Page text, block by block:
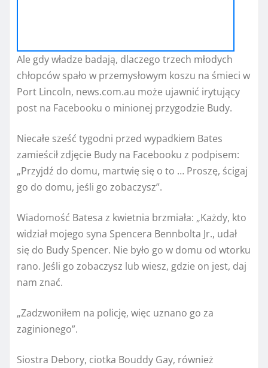
Ale gdy władze badają, dlaczego trzech młodych
chłopców spało w przemysłowym koszu na śmieci w
Port Lincoln, news.com.au może ujawnić irytujący
post na Facebooku o minionej przygodzie Budy.
Niecałe sześć tygodni przed wypadkiem Bates
zamieścił zdjęcie Budy na Facebooku z podpisem:
„Przyjdź do domu, martwię się o to … Proszę, ścigaj
go do domu, jeśli go zobaczysz”.
Wiadomość Batesa z kwietnia brzmiała: „Każdy, kto
widział mojego syna Spencera Bennbolta Jr., udał
się do Budy Spencer. Nie było go w domu od wtorku
rano. Jeśli go zobaczysz lub wiesz, gdzie on jest, daj
nam znać.
„Zadzwoniłem na policję, więc uznano go za
zaginionego”.
Siostra Debory, ciotka Bouddy Gay, również